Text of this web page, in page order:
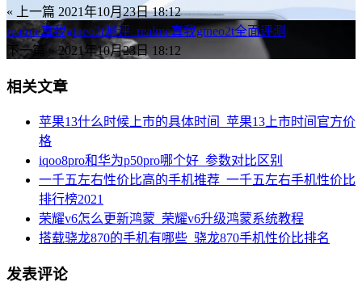
« 上一篇 2021年10月23日 18:12
realme真我gtneo2t测评_realme真我gtneo2t全面评测
下一篇 » 2021年10月23日 18:12
相关文章
苹果13什么时候上市的具体时间_苹果13上市时间官方价
格
iqoo8pro和华为p50pro哪个好_参数对比区别
一千五左右性价比高的手机推荐_一千五左右手机性价比
排行榜2021
荣耀v6怎么更新鸿蒙_荣耀v6升级鸿蒙系统教程
搭载骁龙870的手机有哪些_骁龙870手机性价比排名
发表评论